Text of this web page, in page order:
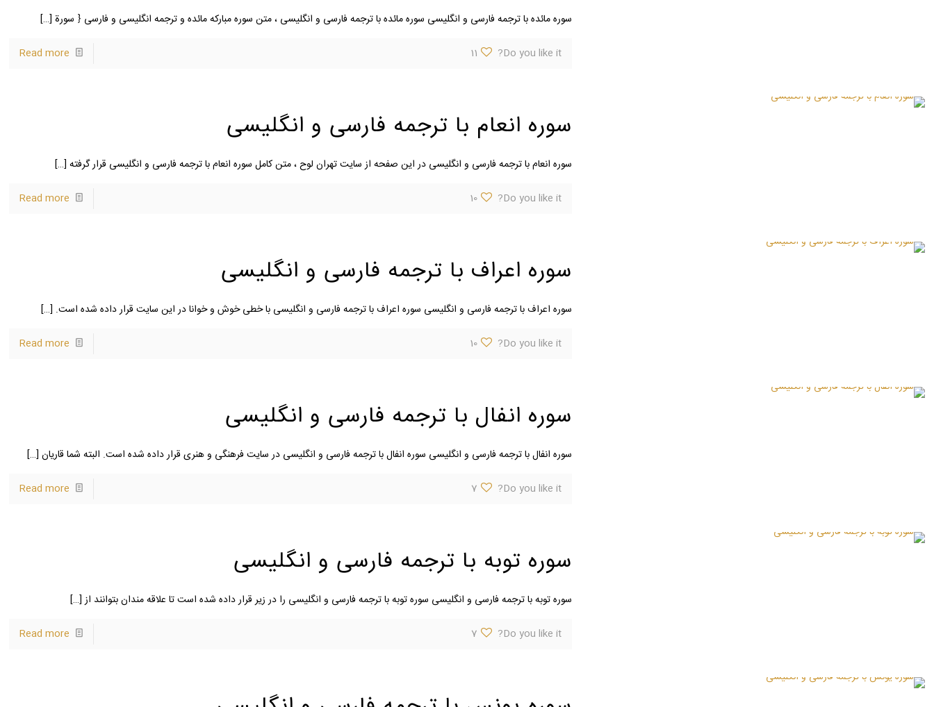
سوره مائده با ترجمه فارسی و انگلیسی سوره مائده با ترجمه فارسی و انگلیسی ، متن سوره مبارکه مائده و ترجمه انگلیسی و فارسی ﴿ سورة[…]
Do you like it?
11
Read more
سوره انعام با ترجمه فارسی و انگلیسی
سوره انعام با ترجمه فارسی و انگلیسی در این صفحه از سایت تهران لوح ، متن کامل سوره انعام با ترجمه فارسی و انگلیسی قرار گرفته[…]
Do you like it?
10
Read more
سوره اعراف با ترجمه فارسی و انگلیسی
سوره اعراف با ترجمه فارسی و انگلیسی سوره اعراف با ترجمه فارسی و انگلیسی با خطی خوش و خوانا در این سایت قرار داده شده است. […]
Do you like it?
10
Read more
سوره انفال با ترجمه فارسی و انگلیسی
سوره انفال با ترجمه فارسی و انگلیسی سوره انفال با ترجمه فارسی و انگلیسی در سایت فرهنگی و هنری قرار داده شده است. البته شما قاریان[…]
Do you like it?
7
Read more
سوره توبه با ترجمه فارسی و انگلیسی
سوره توبه با ترجمه فارسی و انگلیسی سوره توبه با ترجمه فارسی و انگلیسی را در زیر قرار داده شده است تا علاقه مندان بتوانند از[…]
Do you like it?
7
Read more